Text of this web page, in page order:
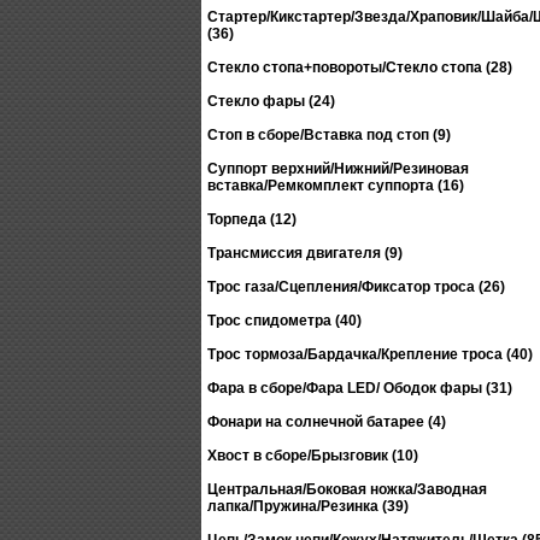
Стартер/Кикстартер/Звезда/Храповик/
(36)
Стекло стопа+повороты/Стекло стопа (28)
Стекло фары (24)
Стоп в сборе/Вставка под стоп (9)
Суппорт верхний/Нижний/Резиновая
вставка/Ремкомплект суппорта (16)
Торпеда (12)
Трансмиссия двигателя (9)
Трос газа/Сцепления/Фиксатор троса (26)
Трос спидометра (40)
Трос тормоза/Бардачка/Крепление троса (40)
Фара в сборе/Фара LED/ Ободок фары (31)
Фонари на солнечной батарее (4)
Хвост в сборе/Брызговик (10)
Центральная/Боковая ножка/Заводная
лапка/Пружина/Резинка (39)